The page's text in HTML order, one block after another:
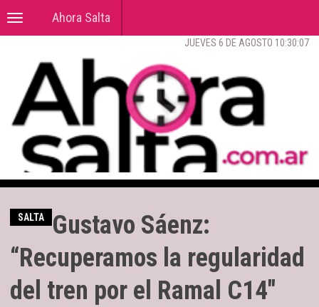
Toggle
navigation
Ahora Salta
JUEVES 6 DE AGOSTO 10:30:08
SALTA
Gustavo Sáenz:
“Recuperamos la regularidad
del tren por el Ramal C14"